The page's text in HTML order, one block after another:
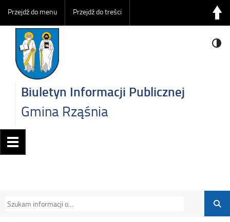
Przejdź do menu Przejdź do treści
Biuletyn Informacji Publicznej
Gmina Rząśnia